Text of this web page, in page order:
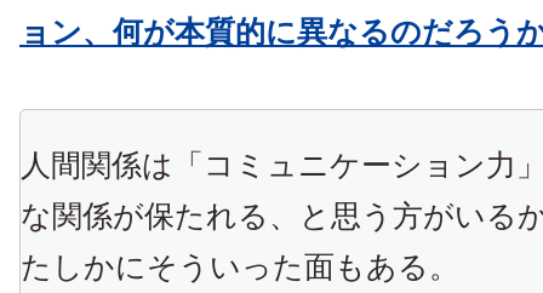
ョン、何が本質的に異なるのだろう
人間関係は「コミュニケーション力
な関係が保たれる、と思う方がいる
たしかにそういった面もある。